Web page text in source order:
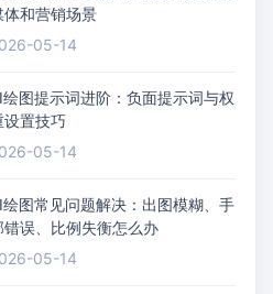
体和营销场景
05-14
绘图提示词进阶：负面提示词与权
设置技巧
05-14
绘图常见问题解决：出图模糊、手
错误、比例失衡怎么办
05-14